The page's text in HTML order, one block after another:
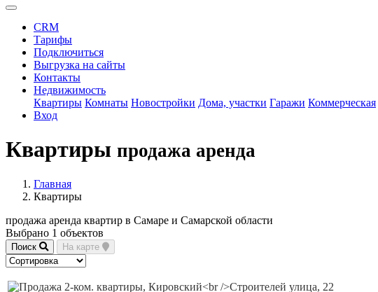
CRM
Тарифы
Подключиться
Выгрузка на сайты
Контакты
Недвижимость
Квартиры Комнаты Новостройки Дома, участки Гаражи Коммерческая
Вход
Квартиры продажа аренда
Главная
Квартиры
продажа аренда квартир в Самаре и Самарской области
Выбрано 1 объектов
Поиск На карте